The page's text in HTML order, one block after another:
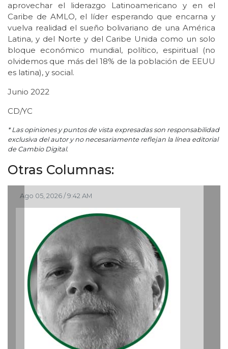
aprovechar el liderazgo Latinoamericano y en el
Caribe de AMLO, el líder esperando que encarna y
vuelva realidad el sueño bolivariano de una América
Latina, y del Norte y del Caribe Unida como un solo
bloque económico mundial, político, espiritual (no
olvidemos que más del 18% de la población de EEUU
es latina), y social.
Junio 2022
CD/YC
* Las opiniones y puntos de vista expresadas son responsabilidad
exclusiva del autor y no necesariamente reflejan la línea editorial
de Cambio Digital.
Otras Columnas:
Ago 05, 2026 / 9:42 AM